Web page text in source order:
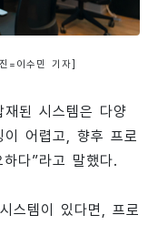
=이수민 기자]
된 시스템은 다양
이 어렵고, 향후 프로
다”라고 말했다.
스템이 있다면, 프로